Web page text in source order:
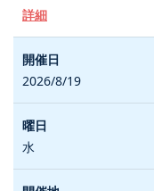
詳細
2026/8/19
水